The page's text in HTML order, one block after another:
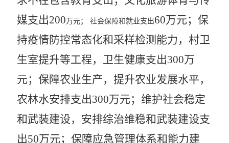
媒支出200万元； 社会保障和就业支出60万元；保
持疫情防控常态化和采样检测能力，村卫
生室提升等工程， 卫生健康支出300万
元；保障农业生产，提升农业发展水平，
农林水安排支出300万元；维护社会稳定
和武装建设，安排综治维稳和武装建设支
出50万元；保障应急管理体系和能力建